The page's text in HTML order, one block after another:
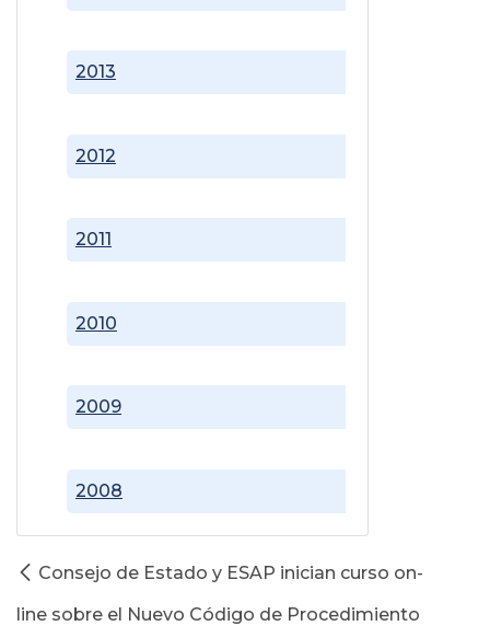
2008
2009
2010
2011
2012
2013
Consejo de Estado y ESAP inician curso on-
line sobre el Nuevo Código de Procedimiento